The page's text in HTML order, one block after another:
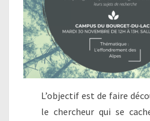
L’objectif est de faire
le chercheur qui se